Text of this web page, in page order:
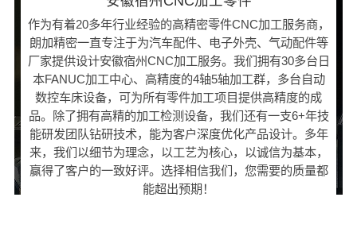
作为有着20多年行业经验的高精密零件CNC加工服务商，
朗加精密一直专注于为汽车配件、电子外壳、气动配件等
厂家提供设计安徽宿州CNC加工服务。我们拥有30多台日
本FANUC加工中心、高精度的4轴5轴加工群，多台自动
数控车床设备，可为所有零件加工项目提供高精度的成
品。除了拥有高精的加工检测设备，我们还有一支6+年技
能研发团队钻研技术，能为客户深度优化产品设计。多年
来，我们以细节为理念，以工艺为核心，以诚信为基本，
赢得了客户的一致好评。选择相信我们，您需要的质量都
能超出预期！